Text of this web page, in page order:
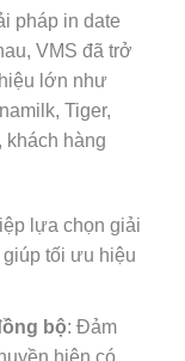
pháp in date
VMS đã trở
lớn như
Tiger,
khách hàng
lựa chọn giải
tối ưu hiệu
bộ: Đảm
hiện có,